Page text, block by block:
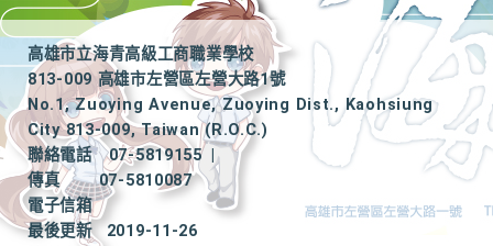
高雄市立海青高級工商職業學校
813-009 高雄市左營區左營大路1號
No.1, Zuoying Avenue, Zuoying Dist., Kaohsiung
City 813-009, Taiwan (R.O.C.)
聯絡電話
07-5819155
|
傳真
07-5810087
電子信箱
最後更新
2019-11-26